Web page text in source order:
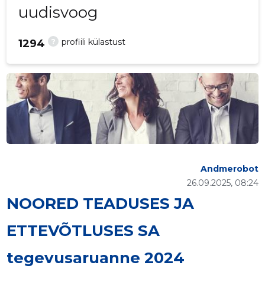
uudisvoog
? profiili külastust
1294
NOORED TEADUSES JA
ETTEVÕTLUSES SA
tegevusaruanne 2024
26.09.2025, 08:24
Andmerobot